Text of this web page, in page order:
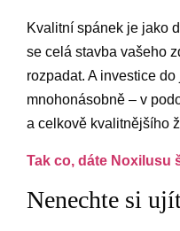
Kvalitní spánek je jako
se celá stavba vašeho
rozpadat. A investice
mnohonásobně – v
a celkově kvalitnějšího
Tak co, dáte Noxilusu
Nenechte si